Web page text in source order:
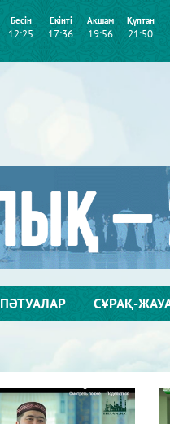
Бесін
12:25
Екінті
17:36
Ақшам
19:56
Құптан
21:50
ПӘТУАЛАР СҰРАҚ-